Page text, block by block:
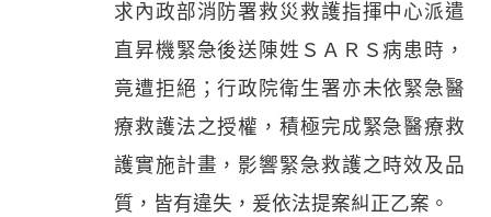
求內政部消防署救災救護指揮中心派遣
直昇機緊急後送陳姓ＳＡＲＳ病患時，
竟遭拒絕；行政院衛生署亦未依緊急醫
療救護法之授權，積極完成緊急醫療救
護實施計畫，影響緊急救護之時效及品
質，皆有違失，爰依法提案糾正乙案。